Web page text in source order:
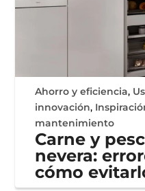
Ahorro y eficiencia,
innovación,
mantenimiento
Carne y
nevera:
cómo